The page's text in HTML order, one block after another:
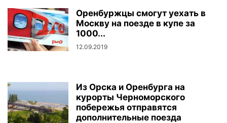
Оренбуржцы смогут уехать в
Москву на поезде в купе за
1000...
12.09.2019
Из Орска и Оренбурга на
курорты Черноморского
побережья отправятся
дополнительные поезда